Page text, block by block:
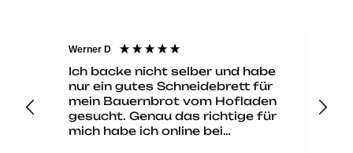
Werner D
Ich backe nicht selber und habe
nur ein gutes Schneidebrett für
mein Bauernbrot vom Hofladen
gesucht. Genau das richtige für
mich habe ich online bei